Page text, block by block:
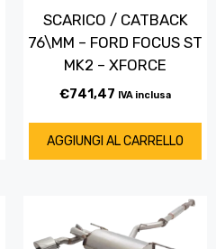
SCARICO / CATBACK
76\MM – FORD FOCUS ST
MK2 – XFORCE
€741,47 IVA inclusa
AGGIUNGI AL CARRELLO